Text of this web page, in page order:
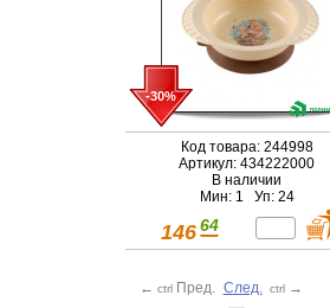
-30%
Код товара: 244998
Артикул: 434222000
В наличии
Мин: 1 Уп: 24
146 64
← ctrl Пред. След. ctrl →